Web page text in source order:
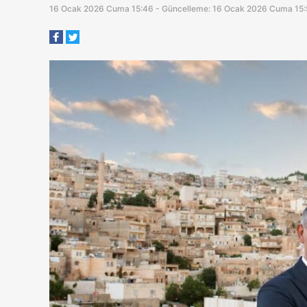
16 Ocak 2026 Cuma 15:46 - Güncelleme: 16 Ocak 2026 Cuma